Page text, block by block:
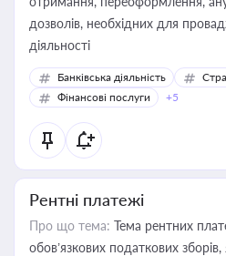
дозволів, необхідних для
діяльності
Банківська діяльність
Фінансові послуги
+5
Рентні платежі
Про що тема: Тема рентних
обов’язкових податкових зборів,